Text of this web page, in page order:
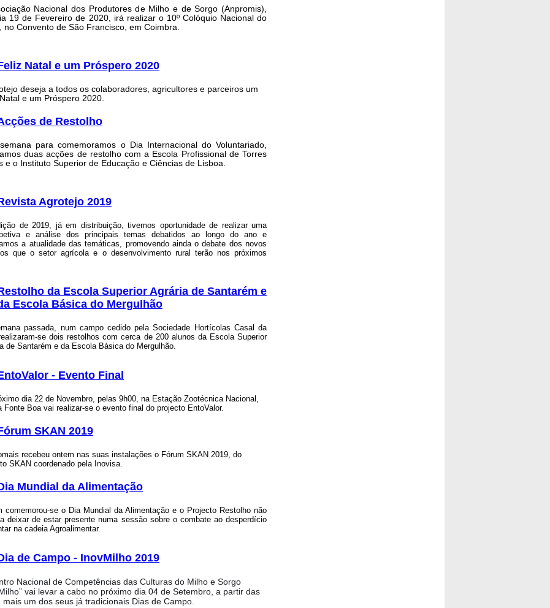
Nacional dos Produtores de Milho e de Sorgo (Anpromis),
19 de Fevereiro de 2020, irá realizar o 10º Colóquio Nacional do
no Convento de São Francisco, em Coimbra.
Natal e um Próspero 2020
deseja a todos os colaboradores, agricultores e parceiros um
e um Próspero 2020.
de Restolho
para comemoramos o Dia Internacional do Voluntariado,
duas acções de restolho com a Escola Profissional de Torres
e o Instituto Superior de Educação e Ciências de Lisboa.
Agrotejo 2019
de 2019, já em distribuição, tivemos oportunidade de realizar uma
e análise dos principais temas debatidos ao longo do ano e
a atualidade das temáticas, promovendo ainda o debate dos novos
que o setor agrícola e o desenvolvimento rural terão nos próximos
da Escola Superior Agrária de Santarém e
Escola Básica do Mergulhão
passada, num campo cedido pela Sociedade Hortícolas Casal da
se dois restolhos com cerca de 200 alunos da Escola Superior
de Santarém e da Escola Básica do Mergulhão.
- Evento Final
dia 22 de Novembro, pelas 9h00, na Estação Zootécnica Nacional,
Fonte Boa vai realizar-se o evento final do projecto EntoValor.
SKAN 2019
recebeu ontem nas suas instalações o Fórum SKAN 2019, do
SKAN coordenado pela Inovisa.
Mundial da Alimentação
comemorou-se o Dia Mundial da Alimentação e o Projecto Restolho não
deixar de estar presente numa sessão sobre o combate ao desperdício
na cadeia Agroalimentar.
de Campo - InovMilho 2019
Nacional de Competências das Culturas do Milho e Sorgo
vai levar a cabo no próximo dia 04 de Setembro, a partir das
mais um dos seus já tradicionais Dias de Campo.